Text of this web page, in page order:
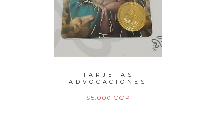
TARJETAS
ADVOCACIONES
$5.000 COP